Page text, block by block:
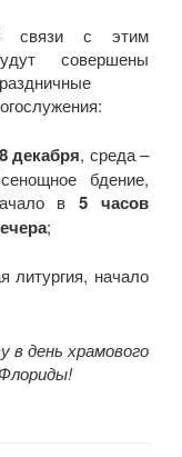
связи с этим
совершены
декабря, среда –
бдение,
в5 часов
;
литургия, начало
день храмового